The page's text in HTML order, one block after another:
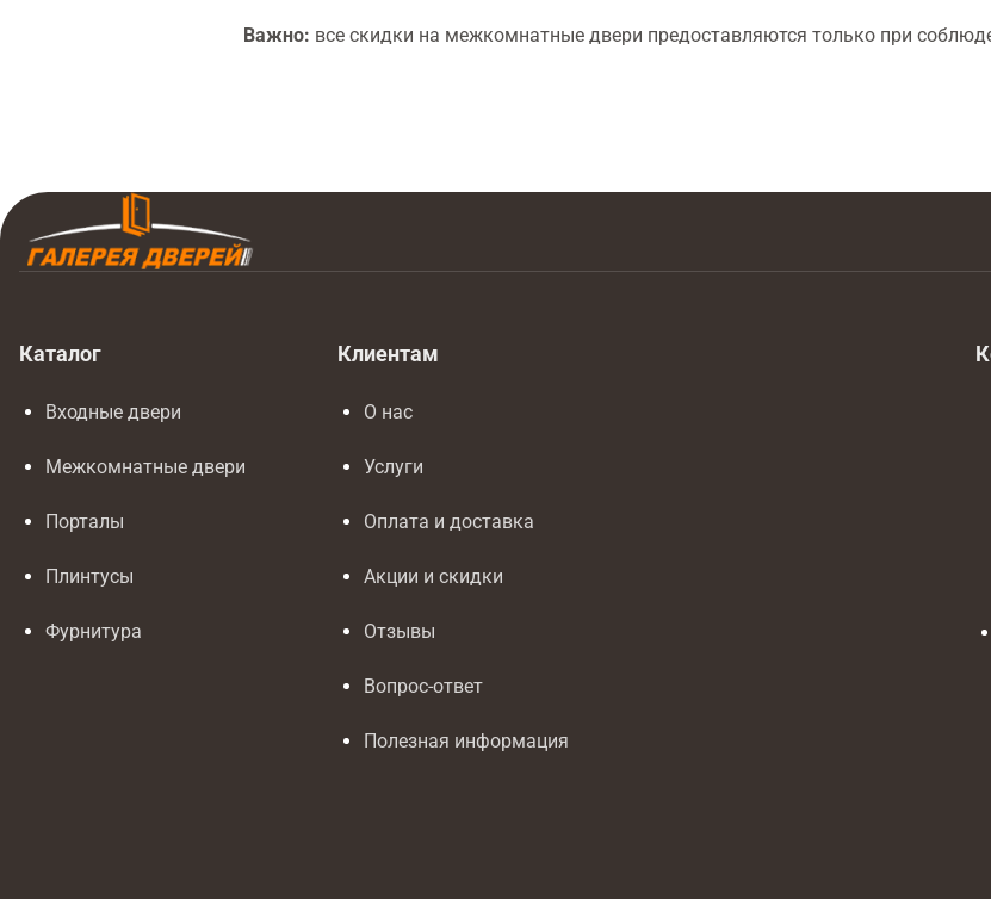
Важно: все скидки на межкомнатные двери предоставляются только при
Каталог
Входные двери
Межкомнатные двери
Порталы
Плинтусы
Фурнитура
Клиентам
О нас
Услуги
Оплата и доставка
Акции и скидки
Отзывы
Вопрос-ответ
Полезная информация